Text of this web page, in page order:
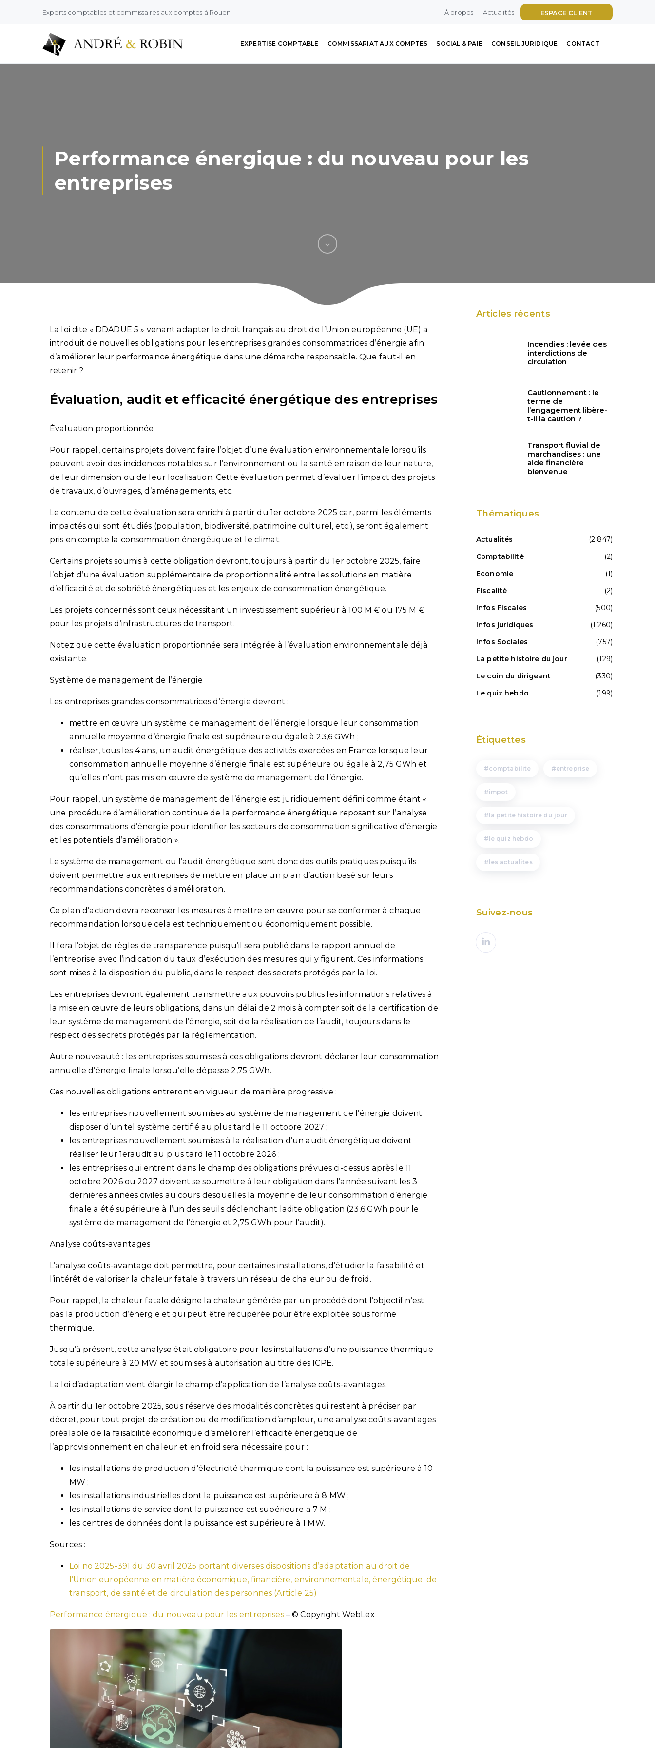
Experts comptables et commissaires aux comptes à Rouen ESPACE CLIENT
À propos Actualités
EXPERTISE COMPTABLE COMMISSARIAT AUX COMPTES SOCIAL & PAIE CONSEIL JURIDIQUE CONTACT
Performance énergique : du nouveau pour les
entreprises
La loi dite « DDADUE 5 » venant adapter le droit français au droit de l’Union européenne (UE) a
introduit de nouvelles obligations pour les entreprises grandes consommatrices d’énergie afin
d’améliorer leur performance énergétique dans une démarche responsable. Que faut-il en
retenir ?
Évaluation, audit et efficacité énergétique des entreprises
Évaluation proportionnée
Pour rappel, certains projets doivent faire l’objet d’une évaluation environnementale lorsqu’ils
peuvent avoir des incidences notables sur l’environnement ou la santé en raison de leur nature,
de leur dimension ou de leur localisation. Cette évaluation permet d’évaluer l’impact des projets
de travaux, d’ouvrages, d’aménagements, etc.
Le contenu de cette évaluation sera enrichi à partir du 1er octobre 2025 car, parmi les éléments
impactés qui sont étudiés (population, biodiversité, patrimoine culturel, etc.), seront également
pris en compte la consommation énergétique et le climat.
Certains projets soumis à cette obligation devront, toujours à partir du 1er octobre 2025, faire
l’objet d’une évaluation supplémentaire de proportionnalité entre les solutions en matière
d’efficacité et de sobriété énergétiques et les enjeux de consommation énergétique.
Les projets concernés sont ceux nécessitant un investissement supérieur à 100 M € ou 175 M €
pour les projets d’infrastructures de transport.
Notez que cette évaluation proportionnée sera intégrée à l’évaluation environnementale déjà
existante.
Système de management de l’énergie
Les entreprises grandes consommatrices d’énergie devront :
mettre en œuvre un système de management de l’énergie lorsque leur consommation
annuelle moyenne d’énergie finale est supérieure ou égale à 23,6 GWh ;
réaliser, tous les 4 ans, un audit énergétique des activités exercées en France lorsque leur
consommation annuelle moyenne d’énergie finale est supérieure ou égale à 2,75 GWh et
qu’elles n’ont pas mis en œuvre de système de management de l’énergie.
Pour rappel, un système de management de l’énergie est juridiquement défini comme étant «
une procédure d’amélioration continue de la performance énergétique reposant sur l’analyse
des consommations d’énergie pour identifier les secteurs de consommation significative d’énergie
et les potentiels d’amélioration ».
Le système de management ou l’audit énergétique sont donc des outils pratiques puisqu’ils
doivent permettre aux entreprises de mettre en place un plan d’action basé sur leurs
recommandations concrètes d’amélioration.
Ce plan d’action devra recenser les mesures à mettre en œuvre pour se conformer à chaque
recommandation lorsque cela est techniquement ou économiquement possible.
Il fera l’objet de règles de transparence puisqu’il sera publié dans le rapport annuel de
l’entreprise, avec l’indication du taux d’exécution des mesures qui y figurent. Ces informations
sont mises à la disposition du public, dans le respect des secrets protégés par la loi.
Les entreprises devront également transmettre aux pouvoirs publics les informations relatives à
la mise en œuvre de leurs obligations, dans un délai de 2 mois à compter soit de la certification de
leur système de management de l’énergie, soit de la réalisation de l’audit, toujours dans le
respect des secrets protégés par la réglementation.
Autre nouveauté : les entreprises soumises à ces obligations devront déclarer leur consommation
annuelle d’énergie finale lorsqu’elle dépasse 2,75 GWh.
Ces nouvelles obligations entreront en vigueur de manière progressive :
les entreprises nouvellement soumises au système de management de l’énergie doivent
disposer d’un tel système certifié au plus tard le 11 octobre 2027 ;
les entreprises nouvellement soumises à la réalisation d’un audit énergétique doivent
réaliser leur 1eraudit au plus tard le 11 octobre 2026 ;
les entreprises qui entrent dans le champ des obligations prévues ci-dessus après le 11
octobre 2026 ou 2027 doivent se soumettre à leur obligation dans l’année suivant les 3
dernières années civiles au cours desquelles la moyenne de leur consommation d’énergie
finale a été supérieure à l’un des seuils déclenchant ladite obligation (23,6 GWh pour le
système de management de l’énergie et 2,75 GWh pour l’audit).
Analyse coûts-avantages
L’analyse coûts-avantage doit permettre, pour certaines installations, d’étudier la faisabilité et
l’intérêt de valoriser la chaleur fatale à travers un réseau de chaleur ou de froid.
Pour rappel, la chaleur fatale désigne la chaleur générée par un procédé dont l’objectif n’est
pas la production d’énergie et qui peut être récupérée pour être exploitée sous forme
thermique.
Jusqu’à présent, cette analyse était obligatoire pour les installations d’une puissance thermique
totale supérieure à 20 MW et soumises à autorisation au titre des ICPE.
La loi d’adaptation vient élargir le champ d’application de l’analyse coûts-avantages.
À partir du 1er octobre 2025, sous réserve des modalités concrètes qui restent à préciser par
décret, pour tout projet de création ou de modification d’ampleur, une analyse coûts-avantages
préalable de la faisabilité économique d’améliorer l’efficacité énergétique de
l’approvisionnement en chaleur et en froid sera nécessaire pour :
les installations de production d’électricité thermique dont la puissance est supérieure à 10
MW ;
les installations industrielles dont la puissance est supérieure à 8 MW ;
les installations de service dont la puissance est supérieure à 7 M ;
les centres de données dont la puissance est supérieure à 1 MW.
Sources :
Loi no 2025-391 du 30 avril 2025 portant diverses dispositions d’adaptation au droit de
l’Union européenne en matière économique, financière, environnementale, énergétique, de
transport, de santé et de circulation des personnes (Article 25)
Performance énergique : du nouveau pour les entreprises– © Copyright WebLex
Articles récents
Incendies : levée des
interdictions de
circulation
Cautionnement : le
terme de
l’engagement libère-
t-il la caution ?
Transport fluvial de
marchandises : une
aide financière
bienvenue
Thématiques
Actualités
(2 847)
Comptabilité
(2)
Economie
(1)
Fiscalité
(2)
Infos Fiscales
(500)
Infos juridiques
(1 260)
Infos Sociales
(757)
La petite histoire du jour
(129)
Le coin du dirigeant
(330)
Le quiz hebdo
(199)
Étiquettes
comptabilite entreprise
impot
la petite histoire du jour
le quiz hebdo
les actualites
Suivez-nous